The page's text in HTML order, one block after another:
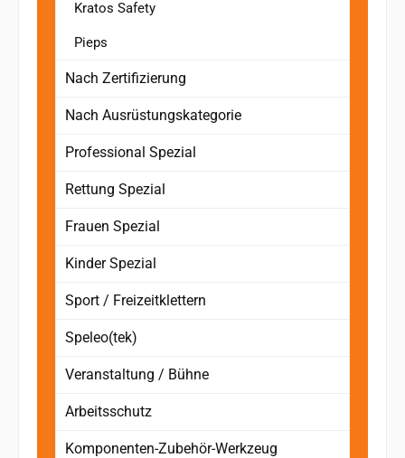
Kratos Safety
Pieps
Nach Zertifizierung
Nach Ausrüstungskategorie
Professional Spezial
Rettung Spezial
Frauen Spezial
Kinder Spezial
Sport / Freizeitklettern
Speleo(tek)
Veranstaltung / Bühne
Arbeitsschutz
Komponenten-Zubehör-Werkzeug